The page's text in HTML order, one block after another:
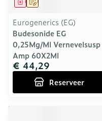
Eurogenerics (EG)
Budesonide EG
0,25Mg/Ml Vernevelsusp
Amp 60X2Ml
€ 44,29
Reserveer